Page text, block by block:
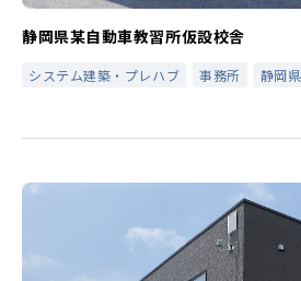
静岡県某自動車教習所仮設校舎
システム建築・プレハブ 事務所 静岡県